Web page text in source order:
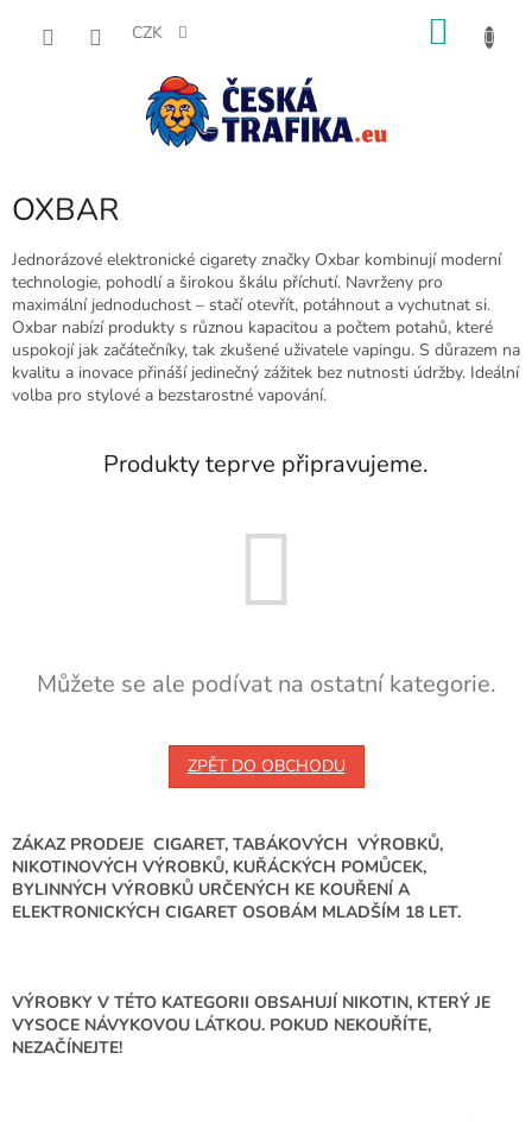
CZK
OXBAR
Jednorázové elektronické cigarety značky Oxbar kombinují moderní
technologie, pohodlí a širokou škálu příchutí. Navrženy pro
maximální jednoduchost – stačí otevřít, potáhnout a vychutnat si.
Oxbar nabízí produkty s různou kapacitou a počtem potahů, které
uspokojí jak začátečníky, tak zkušené uživatele vapingu. S důrazem na
kvalitu a inovace přináší jedinečný zážitek bez nutnosti údržby. Ideální
volba pro stylové a bezstarostné vapování.
Produkty teprve připravujeme.
Můžete se ale podívat na ostatní kategorie.
ZPĚT DO OBCHODU
ZÁKAZ PRODEJE CIGARET, TABÁKOVÝCH VÝROBKŮ,
NIKOTINOVÝCH VÝROBKŮ, KUŘÁCKÝCH POMŮCEK,
BYLINNÝCH VÝROBKŮ URČENÝCH KE KOUŘENÍ A
ELEKTRONICKÝCH CIGARET OSOBÁM MLADŠÍM 18 LET.
VÝROBKY V TÉTO KATEGORII OBSAHUJÍ NIKOTIN, KTERÝ JE
VYSOCE NÁVYKOVOU LÁTKOU. POKUD NEKOUŘÍTE,
NEZAČÍNEJTE!